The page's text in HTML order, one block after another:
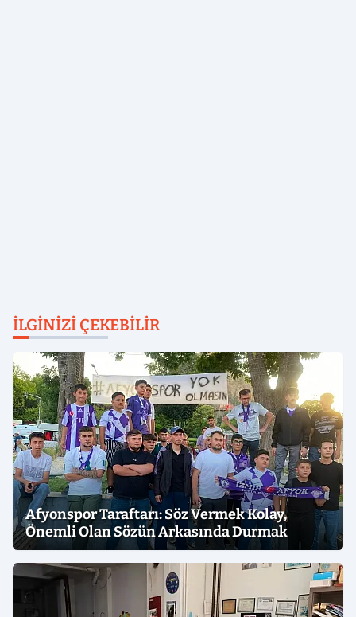
İLGINIZI ÇEKEBILIR
Afyonspor Taraftarı: Söz Vermek Kolay,
Önemli Olan Sözün Arkasında Durmak